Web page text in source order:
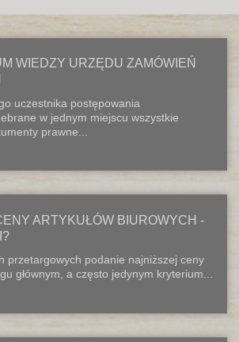
WIEDZY URZĘDU ZAMÓWIEŃ
uczestnika postępowania
w jednym miejscu wszystkie
prawne...
ARTYKUŁÓW BIUROWYCH -
przetargowych podanie najniższej ceny
głównym, a często jedynym kryterium...